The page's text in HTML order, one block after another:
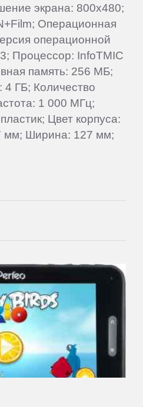
экрана: 800x480;
Операционная
операционной
Процессор: InfoTMIC
память: 256 МБ;
4 ГБ; Количество
1 000 МГц;
Цвет корпуса:
мм; Ширина: 127 мм;